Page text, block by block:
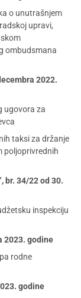
o unutrašnjem
upravi,
ombudsmana
2022.
ugovora za
taksi za držanje
poljoprivrednih
br. 34/22 od 30.
inspekciju
2023. godine
rodne
godine